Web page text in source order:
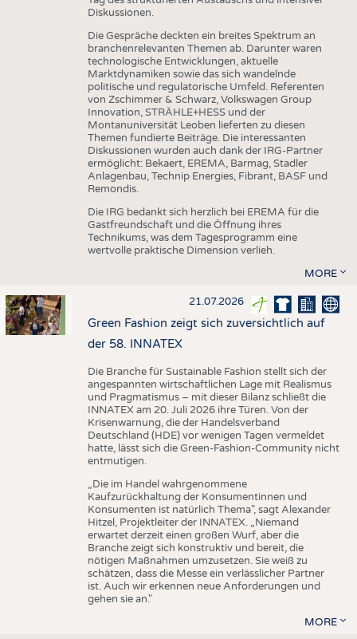
Diskussionen.
Die Gespräche deckten ein breites Spektrum an
branchenrelevanten Themen ab. Darunter waren
technologische Entwicklungen, aktuelle
Marktdynamiken sowie das sich wandelnde
politische und regulatorische Umfeld. Referenten
von Zschimmer & Schwarz, Volkswagen Group
Innovation, STRÄHLE+HESS und der
Montanuniversität Leoben lieferten zu diesen
Themen fundierte Beiträge. Die interessanten
Diskussionen wurden auch dank der IRG-Partner
ermöglicht: Bekaert, EREMA, Barmag, Stadler
Anlagenbau, Technip Energies, Fibrant, BASF und
Remondis.
Die IRG bedankt sich herzlich bei EREMA für die
Gastfreundschaft und die Öffnung ihres
Technikums, was dem Tagesprogramm eine
wertvolle praktische Dimension verlieh.
MORE
21.07.2026
Green Fashion zeigt sich zuversichtlich auf
der 58. INNATEX
Die Branche für Sustainable Fashion stellt sich der
angespannten wirtschaftlichen Lage mit Realismus
und Pragmatismus – mit dieser Bilanz schließt die
INNATEX am 20. Juli 2026 ihre Türen. Von der
Krisenwarnung, die der Handelsverband
Deutschland (HDE) vor wenigen Tagen vermeldet
hatte, lässt sich die Green-Fashion-Community nicht
entmutigen.
„Die im Handel wahrgenommene
Kaufzurückhaltung der Konsumentinnen und
Konsumenten ist natürlich Thema", sagt Alexander
Hitzel, Projektleiter der INNATEX. „Niemand
erwartet derzeit einen großen Wurf, aber die
Branche zeigt sich konstruktiv und bereit, die
nötigen Maßnahmen umzusetzen. Sie weiß zu
schätzen, dass die Messe ein verlässlicher Partner
ist. Auch wir erkennen neue Anforderungen und
gehen sie an."
MORE